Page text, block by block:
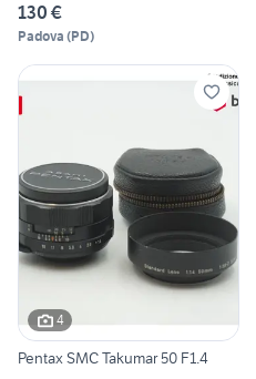
130 €
Padova (PD)
4
Pentax SMC Takumar 50 F1.4